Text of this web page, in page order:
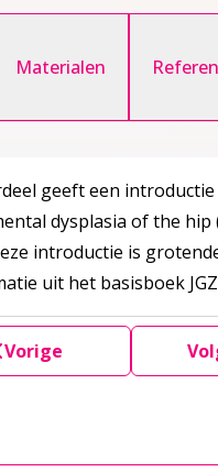
Materialen
geeft een
dysplasia of the hip
introductie is
uit het basisboek JGZ
Vorige